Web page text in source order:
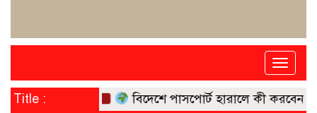
Toggle
Title : বিদেশে পাসপোর্ট হারালে কী করবেন?